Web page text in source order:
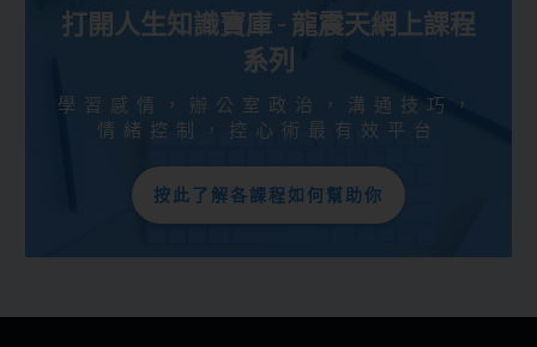
打開人生知識寶庫 - 龍震天網上課程
系列
學習感情，辦公室政治，溝通技巧，
情緒控制，控心術最有效平台
按此了解各課程如何幫助你